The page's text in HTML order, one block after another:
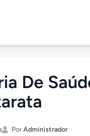
De
PorAdministrador